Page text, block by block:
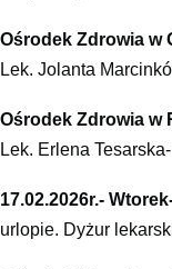
Ośrodek Zdrowia w
Lek. Jolanta
Ośrodek Zdrowia w
Lek. Erlena
17.02.2026r.-
urlopie. Dyżur